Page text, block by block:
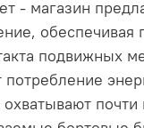
- магазин
обеспечивая
подвижных